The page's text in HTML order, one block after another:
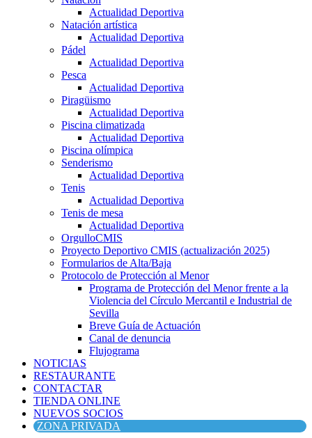
Actualidad Deportiva
Natación artística
Actualidad Deportiva
Pádel
Actualidad Deportiva
Pesca
Actualidad Deportiva
Piragüismo
Actualidad Deportiva
Piscina climatizada
Actualidad Deportiva
Piscina olímpica
Senderismo
Actualidad Deportiva
Tenis
Actualidad Deportiva
Tenis de mesa
Actualidad Deportiva
OrgulloCMIS
Proyecto Deportivo CMIS (actualización 2025)
Formularios de Alta/Baja
Protocolo de Protección al Menor
Programa de Protección del Menor frente a la
Violencia del Círculo Mercantil e Industrial de
Sevilla
Breve Guía de Actuación
Canal de denuncia
Flujograma
NOTICIAS
RESTAURANTE
CONTACTAR
TIENDA ONLINE
NUEVOS SOCIOS
ZONA PRIVADA